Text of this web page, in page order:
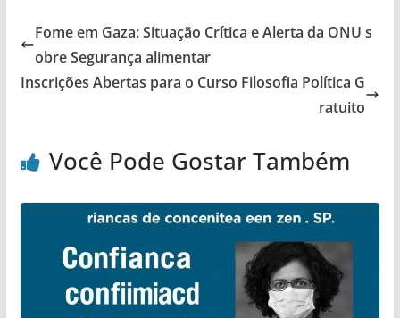
Fome em Gaza: Situação Crítica e Alerta da ONU s
obre Segurança alimentar
Inscrições Abertas para o Curso Filosofia Política G
ratuito
Você Pode Gostar Também